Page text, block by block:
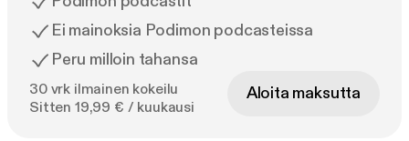
Ei mainoksia Podimon podcasteissa
Peru milloin tahansa
30 vrk ilmainen kokeilu
Sitten 19,99 € / kuukausi
Aloita maksutta